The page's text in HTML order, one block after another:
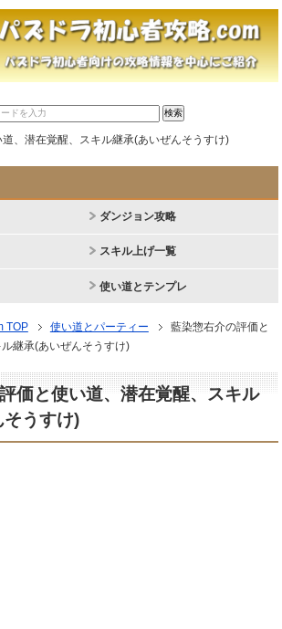
、潜在覚醒、スキル継承(あいぜんそうすけ)
ダンジョン攻略
スキル上げ一覧
使い道とテンプレ
TOP 使い道とパーティー
藍染惣右介の評価と
継承(あいぜんそうすけ)
価と使い道、潜在覚醒、スキル
うすけ)